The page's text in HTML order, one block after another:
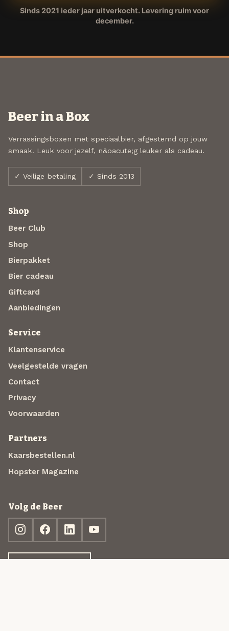
Sinds 2021 ieder jaar uitverkocht. Levering ruim voor
december.
Beer in a Box
Verrassingsboxen met speciaalbier, afgestemd op jouw
smaak. Leuk voor jezelf, n&oacute;g leuker als cadeau.
✓ Veilige betaling ✓ Sinds 2013
Shop
Beer Club
Shop
Bierpakket
Bier cadeau
Giftcard
Aanbiedingen
Service
Klantenservice
Veelgestelde vragen
Contact
Privacy
Voorwaarden
Partners
Kaarsbestellen.nl
Hopster Magazine
Volg de Beer